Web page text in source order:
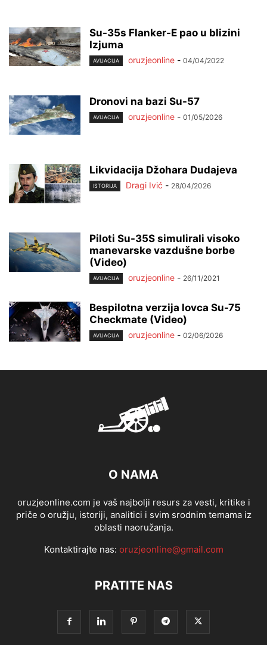
Su-35s Flanker-E pao u blizini
Izjuma
AVIJACIJA oruzjeonline - 04/04/2022
Dronovi na bazi Su-57
AVIJACIJA oruzjeonline - 01/05/2026
Likvidacija Džohara Dudajeva
ISTORIJA Dragi Ivić - 28/04/2026
Piloti Su-35S simulirali visoko
manevarske vazdušne borbe
(Video)
AVIJACIJA oruzjeonline - 26/11/2021
Bespilotna verzija lovca Su-75
Checkmate (Video)
AVIJACIJA oruzjeonline - 02/06/2026
O NAMA
oruzjeonline.com je vaš najbolji resurs za vesti, kritike i
priče o oružju, istoriji, analitici i svim srodnim temama iz
oblasti naoružanja.
Kontaktirajte nas: oruzjeonline@gmail.com
PRATITE NAS